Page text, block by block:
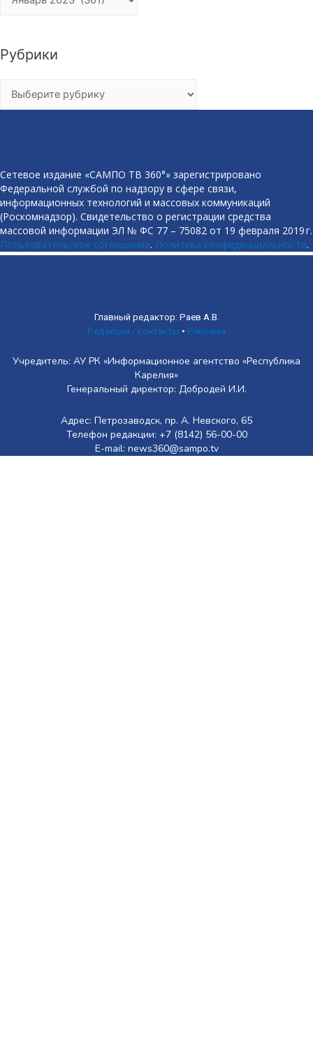
Рубрики
Рубрики
Сетевое издание «САМПО ТВ 360°» зарегистрировано
Федеральной службой по надзору в сфере связи,
информационных технологий и массовых коммуникаций
(Роскомнадзор). Свидетельство о регистрации средства
массовой информации ЭЛ № ФС 77 – 75082 от 19 февраля 2019 г.
Пользовательское соглашение. Политика конфиденциальности.
Главный редактор: Раев А.В.
Редакция / контакты • Реклама
Учредитель: АУ РК «Информационное агентство «Республика
Карелия»
Генеральный директор: Добродей И.И.
Адрес: Петрозаводск, пр. А. Невского, 65
Телефон редакции: +7 (8142) 56-00-00
E-mail: news360@sampo.tv